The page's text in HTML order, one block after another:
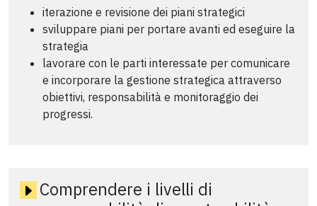
iterazione e revisione dei piani strategici
sviluppare piani per portare avanti ed eseguire la
strategia
lavorare con le parti interessate per comunicare
e incorporare la gestione strategica attraverso
obiettivi, responsabilità e monitoraggio dei
progressi.
Comprendere i livelli di